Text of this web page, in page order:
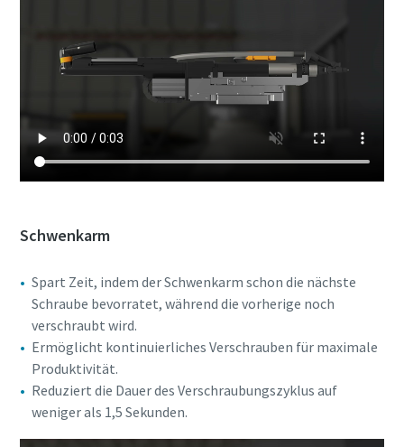
Schwenkarm
Spart Zeit, indem der Schwenkarm schon die nächste
Schraube bevorratet, während die vorherige noch
verschraubt wird.
Ermöglicht kontinuierliches Verschrauben für maximale
Produktivität.
Reduziert die Dauer des Verschraubungszyklus auf
weniger als 1,5 Sekunden.